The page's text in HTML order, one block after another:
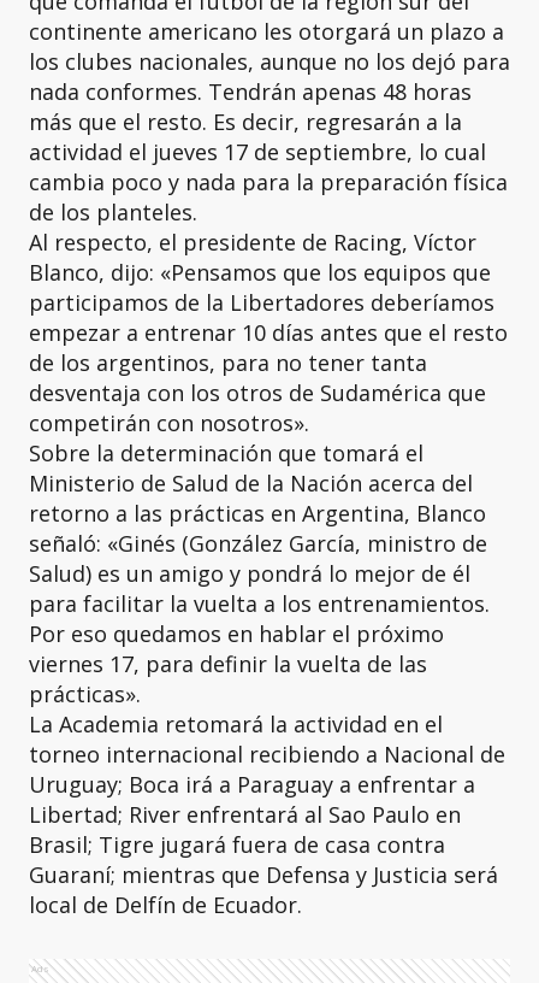
continente americano les otorgará un plazo a
los clubes nacionales, aunque no los dejó para
nada conformes. Tendrán apenas 48 horas
más que el resto. Es decir, regresarán a la
actividad el jueves 17 de septiembre, lo cual
cambia poco y nada para la preparación física
de los planteles.
Al respecto, el presidente de Racing, Víctor
Blanco, dijo: «Pensamos que los equipos que
participamos de la Libertadores deberíamos
empezar a entrenar 10 días antes que el resto
de los argentinos, para no tener tanta
desventaja con los otros de Sudamérica que
competirán con nosotros».
Sobre la determinación que tomará el
Ministerio de Salud de la Nación acerca del
retorno a las prácticas en Argentina, Blanco
señaló: «Ginés (González García, ministro de
Salud) es un amigo y pondrá lo mejor de él
para facilitar la vuelta a los entrenamientos.
Por eso quedamos en hablar el próximo
viernes 17, para definir la vuelta de las
prácticas».
La Academia retomará la actividad en el
torneo internacional recibiendo a Nacional de
Uruguay; Boca irá a Paraguay a enfrentar a
Libertad; River enfrentará al Sao Paulo en
Brasil; Tigre jugará fuera de casa contra
Guaraní; mientras que Defensa y Justicia será
local de Delfín de Ecuador.
Ads